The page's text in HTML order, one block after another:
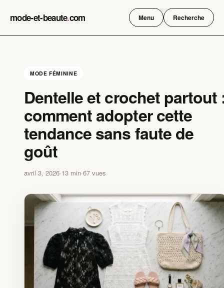
mode-et-beaute.com Menu Recherche
MODE FÉMININE
Dentelle et crochet partout
comment adopter cette
tendance sans faute de
goût
avril 3, 2026·13 min·67 vues